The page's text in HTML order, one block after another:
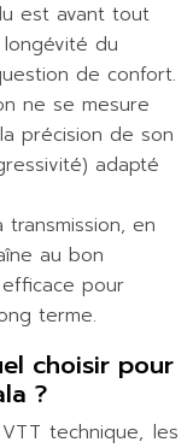
est avant tout
du
de confort.
ne se mesure
précision de son
adapté
en
au bon
pour
terme.
choisir pour
?
technique, les